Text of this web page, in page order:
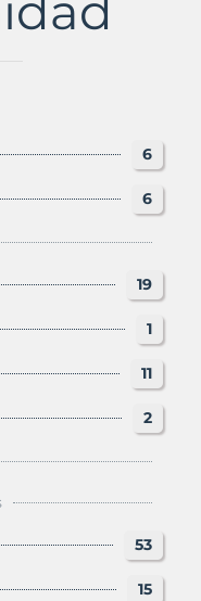
6
6
19
1
11
2
53
15